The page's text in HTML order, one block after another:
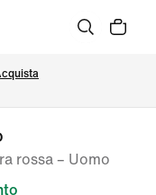
rossa – Uomo